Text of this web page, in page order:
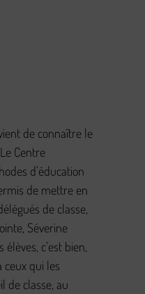
de connaître le
Centre
d’éducation
de mettre en
de classe,
Séverine
c’est bien,
ceux qui les
de classe, au